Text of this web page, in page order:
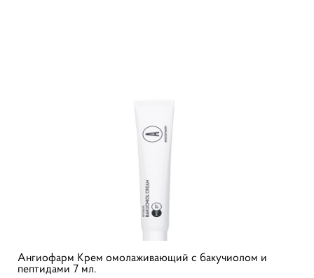
Ангиофарм Крем омолаживающий с бакучиолом и
пептидами 7 мл.